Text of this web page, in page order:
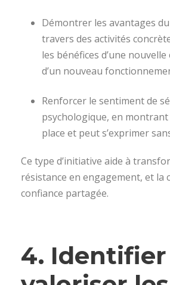
Démontrer les avantages
travers des activités
les bénéfices d’une
d’un nouveau
Renforcer le sentiment de
psychologique, en montrant
place et peut s’exprimer
Ce type d’initiative aide à
résistance en engagement, et la
confiance partagée.
4.